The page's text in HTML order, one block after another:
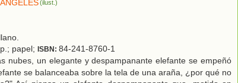
(ilust.)
papel; ISBN: 84-241-8760-1
nubes, un elegante y despampanante elefante se empeñó
se balanceaba sobre la tela de una araña, ¿por qué no